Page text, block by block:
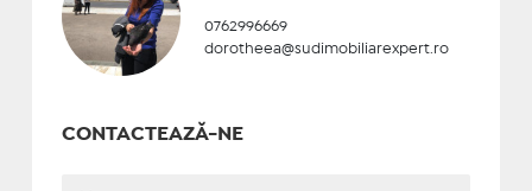
0762996669
dorotheea@sudimobiliarexpert.ro
CONTACTEAZĂ-NE